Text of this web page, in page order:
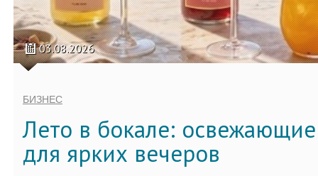
03.08.2026
БИЗНЕС
Лето в бокале:
для ярких вечеров